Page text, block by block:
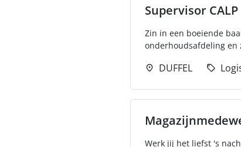
Supervisor CALP
Zin in een boeiende
onderhoudsafdeling en
DUFFEL
Werk jij het liefst 's